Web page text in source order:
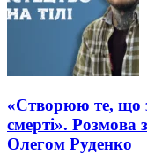
«Створюю те, що
смерті». Розмова
Олегом Руденко